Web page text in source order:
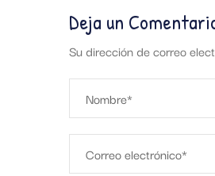
Deja un
Su dirección de correo